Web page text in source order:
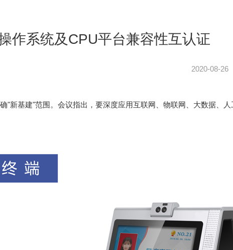
作系统及CPU平台兼容性互认证
2020-08-26
"新基建"范围。会议指出，要深度应用互联网、物联网、大数据、